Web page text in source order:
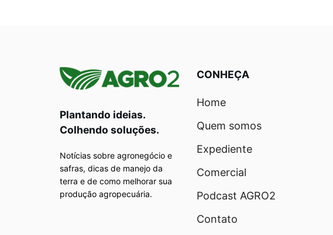
Plantando ideias.
Colhendo soluções.
Notícias sobre agronegócio e
safras, dicas de manejo da
terra e de como melhorar sua
produção agropecuária.
CONHEÇA
Home
Quem somos
Expediente
Comercial
Podcast AGRO2
Contato